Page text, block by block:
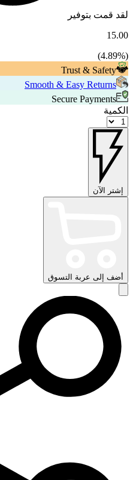
لقد قمت بتوفير
15.00
(
4.89%)
Trust & Safety
Smooth & Easy Returns
Secure Payments
الكمية
إشتر الآن
أضف إلى عربة التسوق